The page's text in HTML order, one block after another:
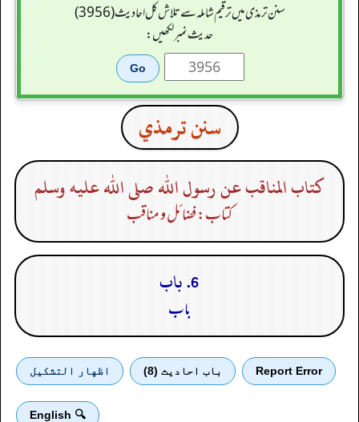
سنن ترمذی میں ترقیم شاملہ سے تلاش کل احادیث (3956)
حدیث نمبر لکھیں:
سنن ترمذي
كتاب المناقب عن رسول الله صلى الله عليه وسلم
کتاب: فضائل و مناقب
6. باب
باب
Report Error باب احادیث (8) اظهار التشكيل
🔍 English